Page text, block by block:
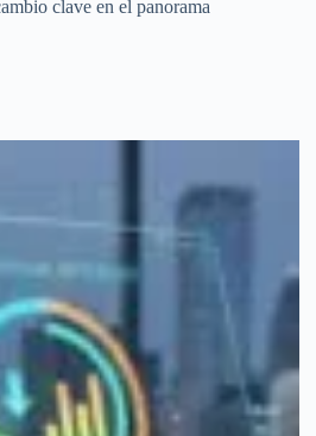
clave en el panorama